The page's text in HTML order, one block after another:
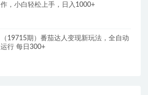
作，小白轻松上手，日入1000+
（19715期）番茄达人变现新玩法，全自动
运行 每日300+